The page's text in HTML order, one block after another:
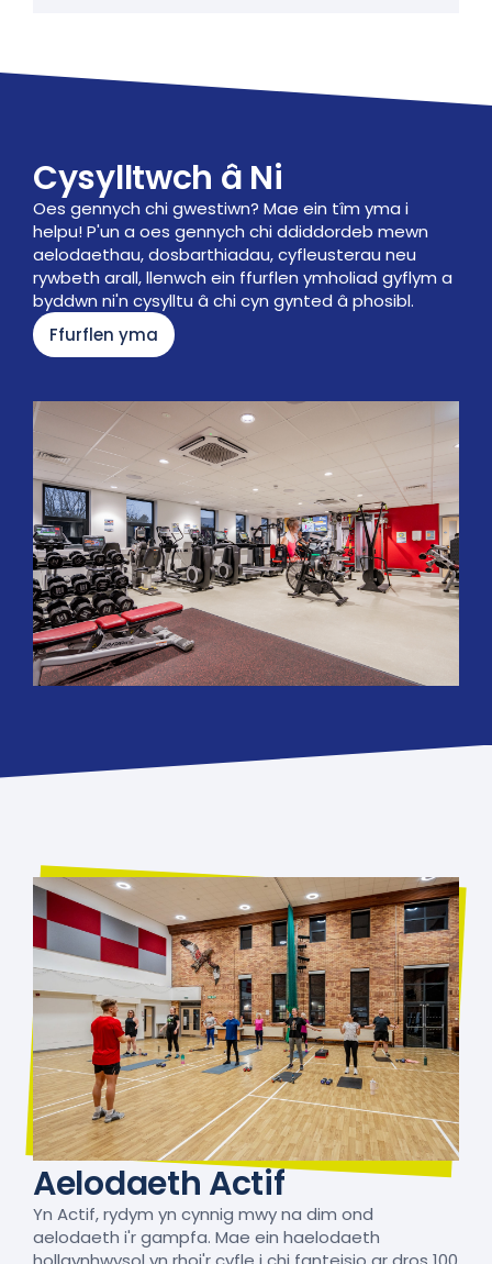
Cysylltwch â Ni
Oes gennych chi gwestiwn? Mae ein tîm yma i
helpu!P'un a oes gennych chi ddiddordeb mewn
aelodaethau, dosbarthiadau, cyfleusterau neu
rywbeth arall, llenwch ein ffurflen ymholiad gyflym a
byddwn ni'n cysylltu â chi cyn gynted â phosibl.
Ffurflen yma
Aelodaeth Actif
Yn Actif, rydym yn cynnig mwy na dim ond
aelodaeth i'r gampfa. Mae ein haelodaeth